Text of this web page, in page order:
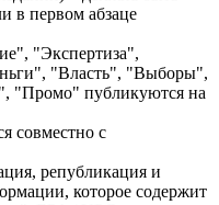
в первом абзаце
"Экспертиза",
"Власть", "Выборы",
"Промо" публикуются на
совместно с
републикация и
которое содержит